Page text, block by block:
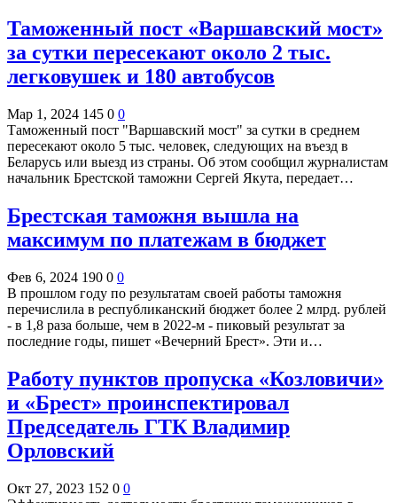
Таможенный пост «Варшавский мост»
за сутки пересекают около 2 тыс.
легковушек и 180 автобусов
Мар 1, 2024 145 0 0
Таможенный пост "Варшавский мост" за сутки в среднем
пересекают около 5 тыс. человек, следующих на въезд в
Беларусь или выезд из страны. Об этом сообщил журналистам
начальник Брестской таможни Сергей Якута, передает…
Брестская таможня вышла на
максимум по платежам в бюджет
Фев 6, 2024 190 0 0
В прошлом году по результатам своей работы таможня
перечислила в республиканский бюджет более 2 млрд. рублей
- в 1,8 раза больше, чем в 2022-м - пиковый результат за
последние годы, пишет «Вечерний Брест». Эти и…
Работу пунктов пропуска «Козловичи»
и «Брест» проинспектировал
Председатель ГТК Владимир
Орловский
Окт 27, 2023 152 0 0